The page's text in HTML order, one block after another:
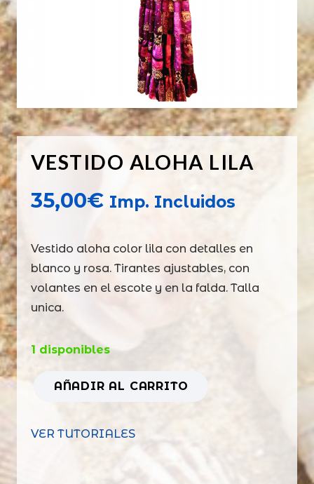
VESTIDO ALOHA LILA
35,00€ Imp. Incluidos
Vestido aloha color lila con detalles en
blanco y rosa. Tirantes ajustables, con
volantes en el escote y en la falda. Talla
unica.
1 disponibles
lila
AÑADIR AL CARRITO
VER TUTORIALES